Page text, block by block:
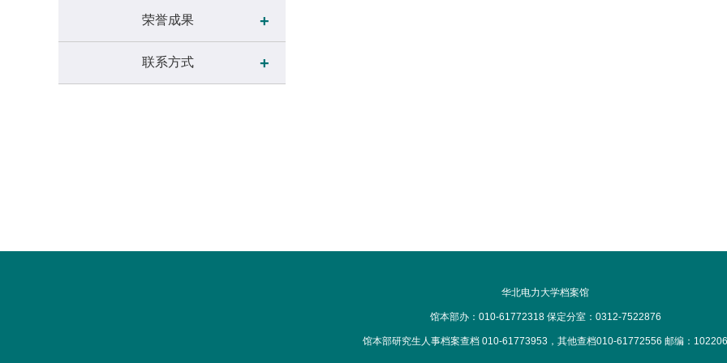
荣誉成果 +
联系方式 +
华北电力大学档案馆
馆本部办：010-61772318 保定分室：0312-7522876
馆本部研究生人事档案查档 010-61773953，其他查档010-61772556 邮编：102206